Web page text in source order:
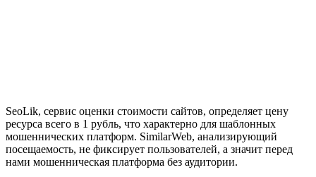
SeoLik, сервис оценки стоимости сайтов, определяет цену
ресурса всего в 1 рубль, что характерно для шаблонных
мошеннических платформ. SimilarWeb, анализирующий
посещаемость, не фиксирует пользователей, а значит перед
нами мошенническая платформа без аудитории.